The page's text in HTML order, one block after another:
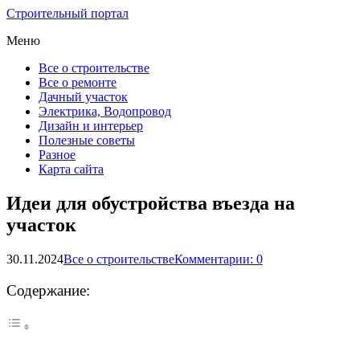
Строительный портал
Меню
Все о строительстве
Все о ремонте
Дачный участок
Электрика, Водопровод
Дизайн и интерьер
Полезные советы
Разное
Карта сайта
Идеи для обустройства въезда на
участок
30.11.2024Все о строительствеКомментарии: 0
Содержание: